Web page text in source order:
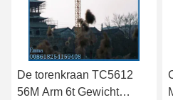
De torenkraan TC5612
56M Arm 6t Gewicht